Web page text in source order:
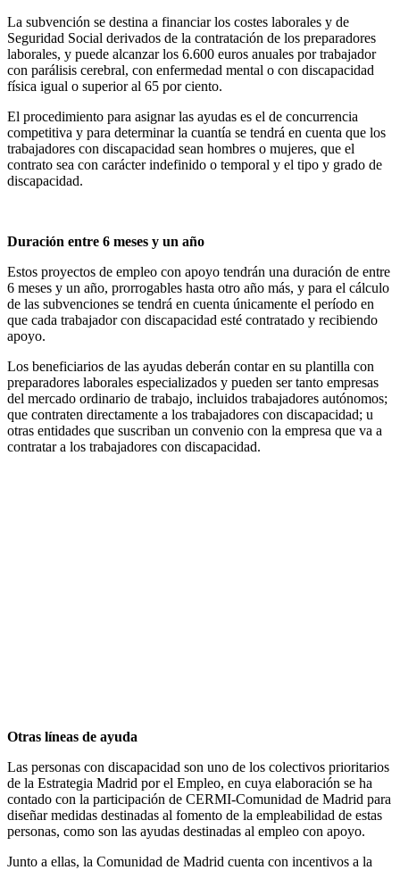
La subvención se destina a financiar los costes laborales y de
Seguridad Social derivados de la contratación de los preparadores
laborales, y puede alcanzar los 6.600 euros anuales por trabajador
con parálisis cerebral, con enfermedad mental o con discapacidad
física igual o superior al 65 por ciento.
El procedimiento para asignar las ayudas es el de concurrencia
competitiva y para determinar la cuantía se tendrá en cuenta que los
trabajadores con discapacidad sean hombres o mujeres, que el
contrato sea con carácter indefinido o temporal y el tipo y grado de
discapacidad.
Duración entre 6 meses y un año
Estos proyectos de empleo con apoyo tendrán una duración de entre
6 meses y un año, prorrogables hasta otro año más, y para el cálculo
de las subvenciones se tendrá en cuenta únicamente el período en
que cada trabajador con discapacidad esté contratado y recibiendo
apoyo.
Los beneficiarios de las ayudas deberán contar en su plantilla con
preparadores laborales especializados y pueden ser tanto empresas
del mercado ordinario de trabajo, incluidos trabajadores autónomos;
que contraten directamente a los trabajadores con discapacidad; u
otras entidades que suscriban un convenio con la empresa que va a
contratar a los trabajadores con discapacidad.
Otras líneas de ayuda
Las personas con discapacidad son uno de los colectivos prioritarios
de la Estrategia Madrid por el Empleo, en cuya elaboración se ha
contado con la participación de CERMI-Comunidad de Madrid para
diseñar medidas destinadas al fomento de la empleabilidad de estas
personas, como son las ayudas destinadas al empleo con apoyo.
Junto a ellas, la Comunidad de Madrid cuenta con incentivos a la